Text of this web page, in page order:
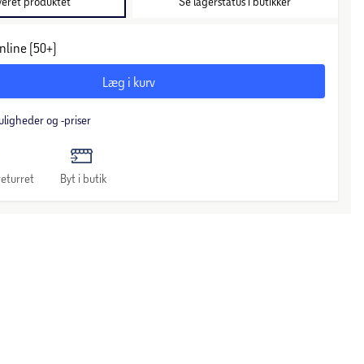
(50+)
Læg i kurv
og -priser
Byt i butik